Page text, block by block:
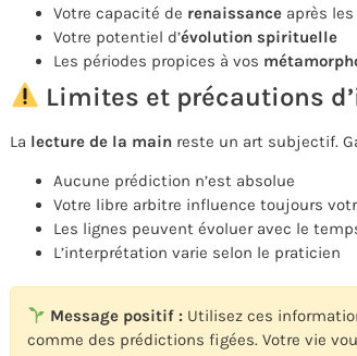
Votre capacité de renaissance après
Votre potentiel d’évolution spirituelle
Les périodes propices à vos
Limites et précautions
La lecture de la main reste un art subjectif.
Aucune prédiction n’est absolue
Votre libre arbitre influence toujours
Les lignes peuvent évoluer avec le
L’interprétation varie selon le praticien
Message positif : Utilisez ces
comme des prédictions figées. Votre vie